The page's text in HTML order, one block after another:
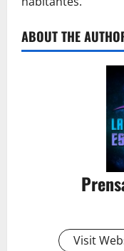
ABOUT THE
Visit